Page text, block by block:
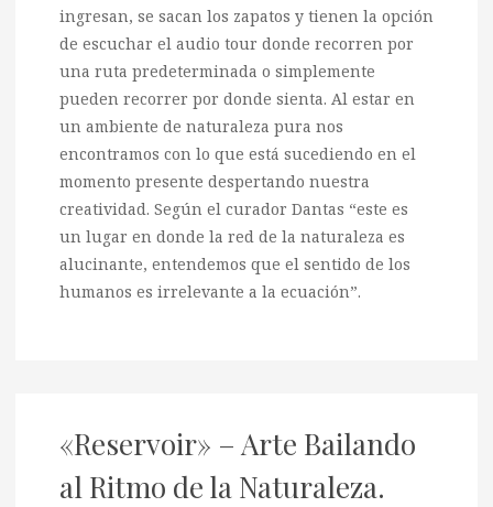
ingresan, se sacan los zapatos y tienen la opción
de escuchar el audio tour donde recorren por
una ruta predeterminada o simplemente
pueden recorrer por donde sienta. Al estar en
un ambiente de naturaleza pura nos
encontramos con lo que está sucediendo en el
momento presente despertando nuestra
creatividad. Según el curador Dantas “este es
un lugar en donde la red de la naturaleza es
alucinante, entendemos que el sentido de los
humanos es irrelevante a la ecuación”.
«Reservoir» – Arte Bailando
al Ritmo de la Naturaleza.